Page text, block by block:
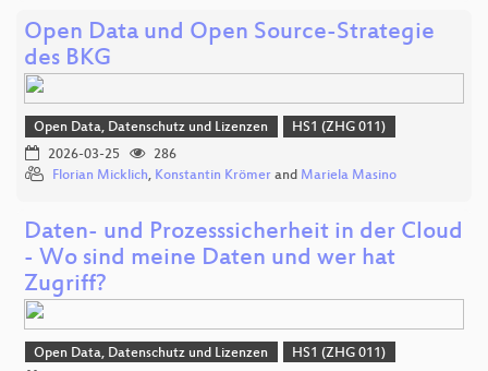
Open Data und Open Source-Strategie
des BKG
Open Data, Datenschutz und Lizenzen
HS1 (ZHG 011)
2026-03-25
286
Florian Micklich, Konstantin Krömer and Mariela Masino
Daten- und Prozesssicherheit in der Cloud
- Wo sind meine Daten und wer hat
Zugriff?
Open Data, Datenschutz und Lizenzen HS1 (ZHG 011)